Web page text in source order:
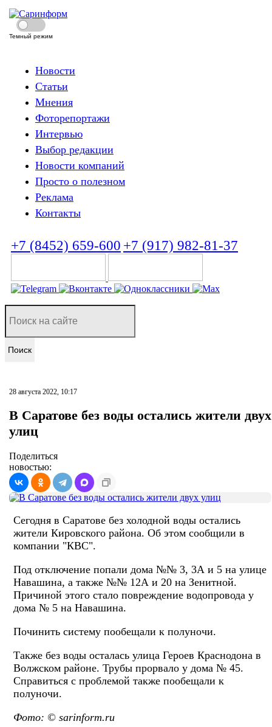
Темный режим
Новости
Статьи
Мнения
Фоторепортажи
Интервью
Выбор редакции
Новости компаний
Просто о полезном
Реклама
Контакты
+7 (8452) 659-600 +7 (917) 982-81-37
Поиск
28 августа 2022, 10:17
В Саратове без воды остались жители двух
улиц
Поделиться
новостью:
Сегодня в Саратове без холодной воды остались
жители Кировского района. Об этом сообщили в
компании "КВС".
Под отключение попали дома №№ 3, 3А и 5 на улице
Навашина, а также №№ 12А и 20 на Зенитной.
Причиной этого стало повреждение водопровода у
дома № 5 на Навашина.
Починить систему пообещали к полуночи.
Также без воды осталась улица Героев Краснодона в
Волжском районе. Трубы прорвало у дома № 45.
Справиться с проблемой также пообещали к
полуночи.
Фото: © sarinform.ru